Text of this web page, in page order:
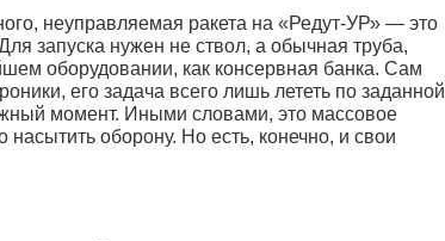
неуправляемая ракета на «Редут-УР» — это
запуска нужен не ствол, а обычная труба,
оборудовании, как консервная банка. Сам
его задача всего лишь лететь по заданной
момент. Иными словами, это массовое
оборону. Но есть, конечно, и свои